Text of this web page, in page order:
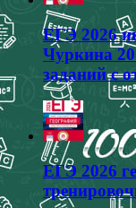
ЕГЭ 2026
Чуркина
заданий с
ЕГЭ 2026